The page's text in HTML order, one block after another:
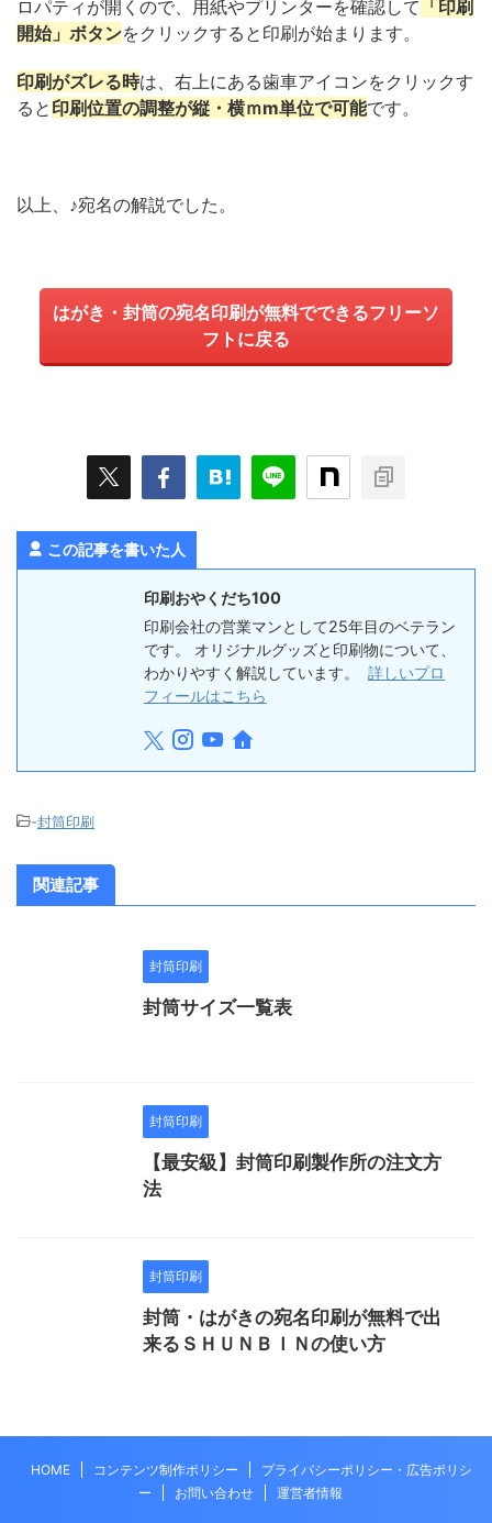
ロパティが開くので、用紙やプリンターを確認して 「印刷
開始」ボタンをクリックすると印刷が始まります。
印刷がズレる時は、右上にある歯車アイコンをクリックす
ると 印刷位置の調整が縦・横ｍm単位で可能です。
以上、♪宛名の解説でした。
はがき・封筒の宛名印刷が無料でできるフリーソ
フトに戻る
この記事を書いた人
印刷おやくだち100
印刷会社の営業マンとして25年目のベテラン
です。 オリジナルグッズと印刷物について、
わかりやすく解説しています。 詳しいプロ
フィールはこちら
-封筒印刷
関連記事
封筒印刷
封筒サイズ一覧表
封筒印刷
【最安級】封筒印刷製作所の注文方
法
封筒印刷
封筒・はがきの宛名印刷が無料で出
来るＳＨＵＮＢＩＮの使い方
HOME コンテンツ制作ポリシー
プライバシーポリシー・広告ポリシ
ー
お問い合わせ 運営者情報